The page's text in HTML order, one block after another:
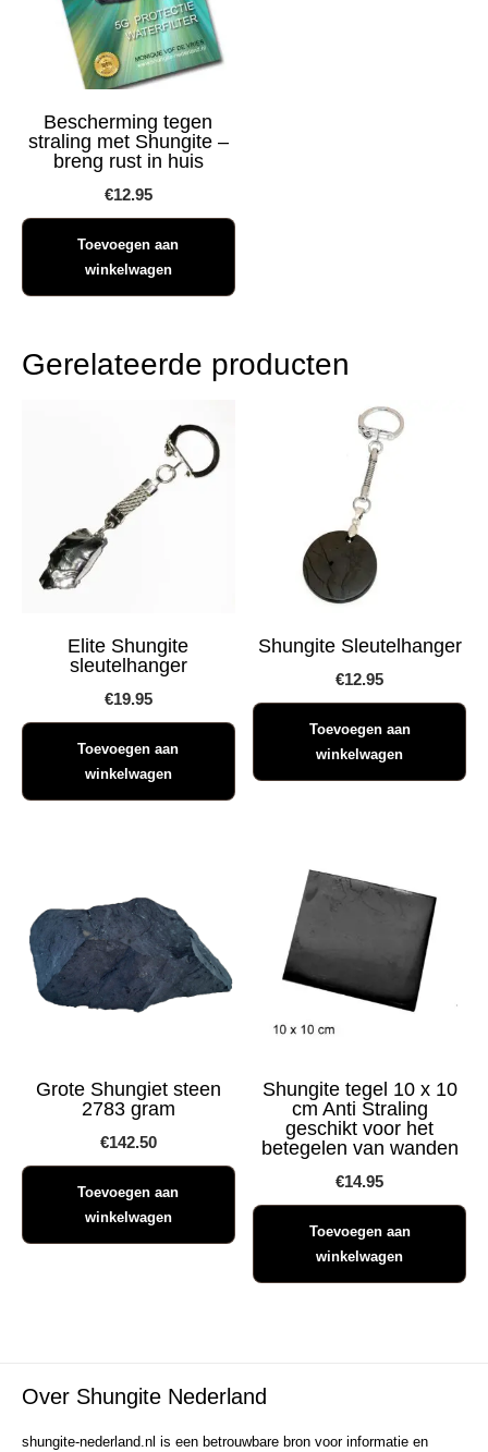
Bescherming tegen
straling met Shungite –
breng rust in huis
€12.95
Toevoegen aan
winkelwagen
Gerelateerde producten
Elite Shungite
sleutelhanger
€19.95
Toevoegen aan
winkelwagen
Shungite Sleutelhanger
€12.95
Toevoegen aan
winkelwagen
Grote Shungiet steen
2783 gram
€142.50
Toevoegen aan
winkelwagen
Shungite tegel 10 x 10
cm Anti Straling
geschikt voor het
betegelen van wanden
€14.95
Toevoegen aan
winkelwagen
Over Shungite Nederland
shungite-nederland.nl is een betrouwbare bron voor informatie en